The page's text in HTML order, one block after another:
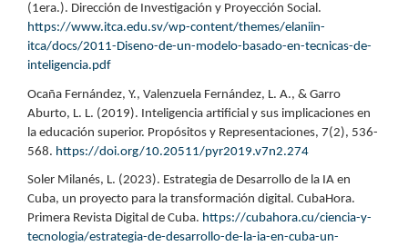
(1era.). Dirección de Investigación y Proyección Social.
https://www.itca.edu.sv/wp-content/themes/elaniin-
itca/docs/2011-Diseno-de-un-modelo-basado-en-tecnicas-de-
inteligencia.pdf
Ocaña Fernández, Y., Valenzuela Fernández, L. A., & Garro
Aburto, L. L. (2019). Inteligencia artificial y sus implicaciones en
la educación superior. Propósitos y Representaciones, 7(2), 536-
568. https://doi.org/10.20511/pyr2019.v7n2.274
Soler Milanés, L. (2023). Estrategia de Desarrollo de la IA en
Cuba, un proyecto para la transformación digital. CubaHora.
Primera Revista Digital de Cuba. https://cubahora.cu/ciencia-y-
tecnologia/estrategia-de-desarrollo-de-la-ia-en-cuba-un-